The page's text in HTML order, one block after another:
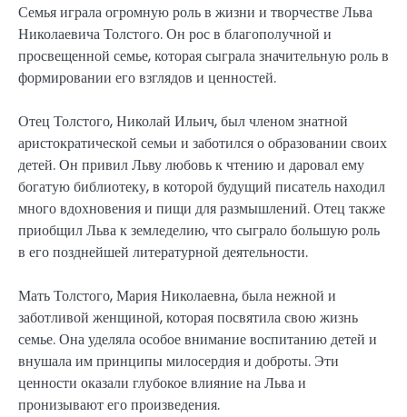
Семья играла огромную роль в жизни и творчестве Льва
Николаевича Толстого. Он рос в благополучной и
просвещенной семье, которая сыграла значительную роль в
формировании его взглядов и ценностей.
Отец Толстого, Николай Ильич, был членом знатной
аристократической семьи и заботился о образовании своих
детей. Он привил Льву любовь к чтению и даровал ему
богатую библиотеку, в которой будущий писатель находил
много вдохновения и пищи для размышлений. Отец также
приобщил Льва к земледелию, что сыграло большую роль
в его позднейшей литературной деятельности.
Мать Толстого, Мария Николаевна, была нежной и
заботливой женщиной, которая посвятила свою жизнь
семье. Она уделяла особое внимание воспитанию детей и
внушала им принципы милосердия и доброты. Эти
ценности оказали глубокое влияние на Льва и
пронизывают его произведения.